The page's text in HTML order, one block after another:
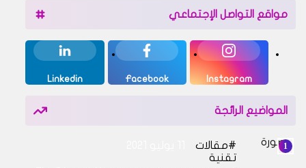
مواقع التواصل الإجتماعي
Instagram
Facebook
Linkedin
المواضيع الرائجة
مقالات
تقنية